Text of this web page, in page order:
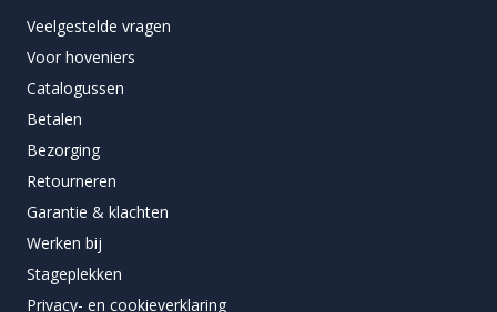
Veelgestelde vragen
Voor hoveniers
Catalogussen
Betalen
Bezorging
Retourneren
Garantie & klachten
Werken bij
Stageplekken
Privacy- en cookieverklaring